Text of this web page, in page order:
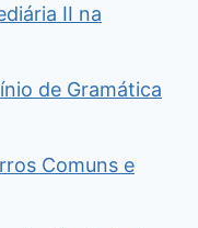
II na
de Gramática
Comuns e